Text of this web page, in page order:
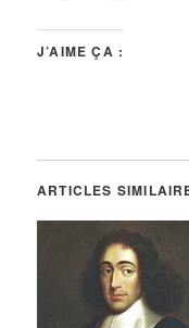
J’AIME ÇA :
ARTICLES